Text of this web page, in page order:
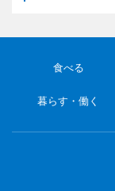
食べる
暮らす・働く